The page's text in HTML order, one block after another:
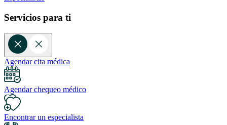
Servicios para ti
Agendar cita médica
Agendar chequeo médico
Encontrar un especialista